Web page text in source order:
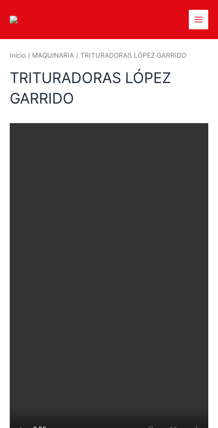
Inicio / MAQUINARIA / TRITURADORAS LÓPEZ GARRIDO
TRITURADORAS LÓPEZ
GARRIDO